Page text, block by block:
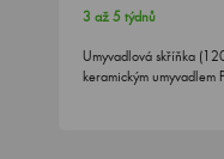
3 až 5 týdnů
Umyvadlová skříňka
keramickým umyvadlem